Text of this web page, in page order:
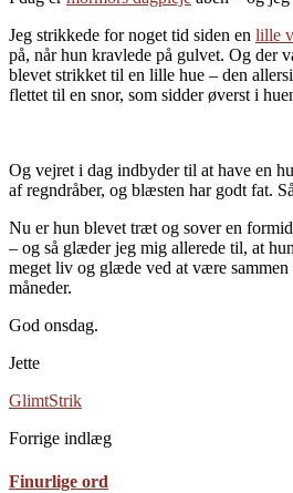
Jeg strikkede for noget tid siden en lille
på, når hun kravlede på gulvet. Og der
blevet strikket til en lille hue – den
flettet til en snor, som sidder øverst i
Og vejret i dag indbyder til at have en
af regndråber, og blæsten har godt fat.
Nu er hun blevet træt og sover en
– og så glæder jeg mig allerede til, at
meget liv og glæde ved at være sammen
måneder.
God onsdag.
Jette
GlimtStrik
Forrige indlæg
Finurlige ord